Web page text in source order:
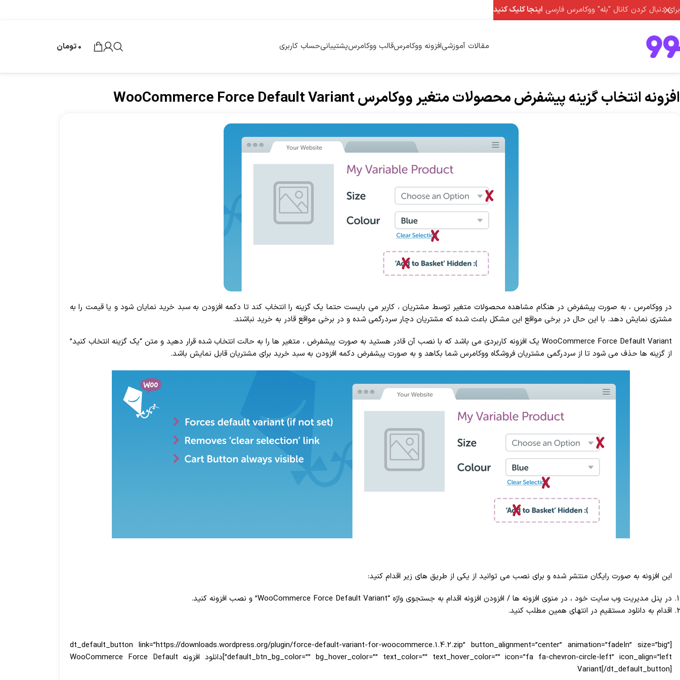
مقالات آموزشیافزونه ووکامرسقالب ووکامرسپشتیبانیحساب کاربری 0تومان
افزونه انتخاب گزینه پیشفرض محصولات متغیر ووکامرس WooCommerce Force Default Variant
در ووکامرس ، به صورت پیشفرض در هنگام مشاهده محصولات متغیر توسط مشتریان ، کاربر می بایست حتما یک گزینه را انتخاب کند تا دکمه افزودن به سبد خرید نمایان شود و یا قیمت را به
مشتری نمایش دهد. با این حال در برخی مواقع این مشکل باعث شده که مشتریان دچار سردرگمی شده و در برخی مواقع قادر به خرید نباشند.
WooCommerce Force Default Variant یک افزونه کاربردی می باشد که با نصب آن قادر هستید به صورت پیشفرض ، متغیر ها را به حالت انتخاب شده قرار دهید و متن “یک گزینه انتخاب کنید”
از گزینه ها حذف می شود تا از سردرگمی مشتریان فروشگاه ووکامرس شما بکاهد و به صورت پیشفرض دکمه افزودن به سبد خرید برای مشتریان قابل نمایش باشد.
این افزونه به صورت رایگان منتشر شده و برای نصب می توانید از یکی از طریق های زیر اقدام کنید:
در پنل مدیریت وب سایت خود ، در منوی افزونه ها / افزودن افزونه اقدام به جستجوی واژه “WooCommerce Force Default Variant” و نصب افزونه کنید.
اقدام به دانلود مستقیم در انتهای همین مطلب کنید.
[dt_default_button link=”https://downloads.wordpress.org/plugin/force-default-variant-for-woocommerce.1.4.2.zip” button_alignment=”center” animation=”fadeIn” size=”big”
default_btn_bg_color=”” bg_hover_color=”” text_color=”” text_hover_color=”” icon=”fa fa-chevron-circle-left” icon_align=”left”]دانلود افزونه WooCommerce Force Default
Variant[/dt_default_button]
برای دنبال کردن کانال "بله" ووکامرس فارسی اینجا کلیک کنید